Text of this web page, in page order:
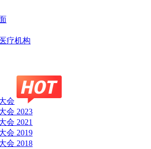
疗机构
会
会 2023
会 2021
会 2019
会 2018